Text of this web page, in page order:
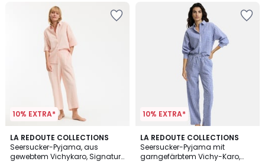
10% EXTRA*
LA REDOUTE COLLECTIONS
Seersucker-Pyjama, aus
gewebtem Vichykaro, Signatur
4,3
/ 5
10% EXTRA*
LA REDOUTE COLLECTIONS
Seersucker-Pyjama mit
garngefärbtem Vichy-Karo,
2
Farben